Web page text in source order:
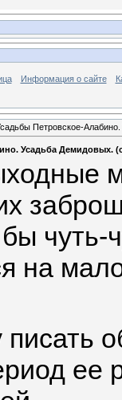
Информация о сайте
Петровское-
Усадьба Демидовых.
чуть-
на
ее